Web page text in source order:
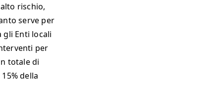
rischio,
serve per
gli Enti locali
per
totale di
della